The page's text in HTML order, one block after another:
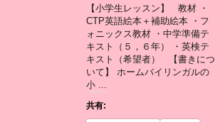
【小学生レッスン】 教材 ・
CTP英語絵本＋補助絵本 ・フ
ォニックス教材 ・中学準備テ
キスト（５，６年） ・英検テ
キスト（希望者） 【書きにつ
いて】 ホームバイリンガルの
小 ...
共有: